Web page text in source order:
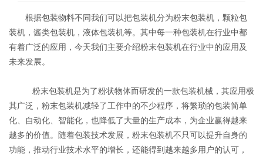
根据包装物料不同我们可以把包装机分为粉末包装机，颗粒包
装机，酱类包装机，液体包装机等。其中每一种包装机在行业中都
有着广泛的应用，今天我们主要介绍粉末包装机在行业中的应用及
未来发展。
粉末包装机是为了粉状物体而研发的一款包装机械，其应用极
其广泛，粉末包装机减轻了工作中的不少程序，将繁琐的包装简单
化、自动化、智能化，也降低了大量的生产成本，为企业赢得越来
越多的价值。随着包装技术发展，粉末包装机不只可以提升自身的
功能，推动行业技术水平的增长，还能得到越来越多用户的认可，